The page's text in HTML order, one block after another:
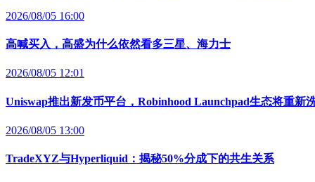
2026/08/05 16:00
高喊买入，高盛为什么依然看多三星、海力士
2026/08/05 12:01
Uniswap推出新发币平台，Robinhood Launchpad生态将重新
2026/08/05 13:00
TradeXYZ与Hyperliquid：揭秘50%分成下的共生关系